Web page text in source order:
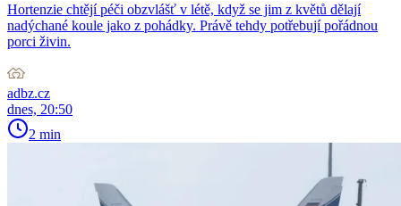
Hortenzie chtějí péči obzvlášť v létě, když se jim z květů dělají
nadýchané koule jako z pohádky. Právě tehdy potřebují pořádnou
porci živin.
adbz.cz
dnes, 20:50
2 min